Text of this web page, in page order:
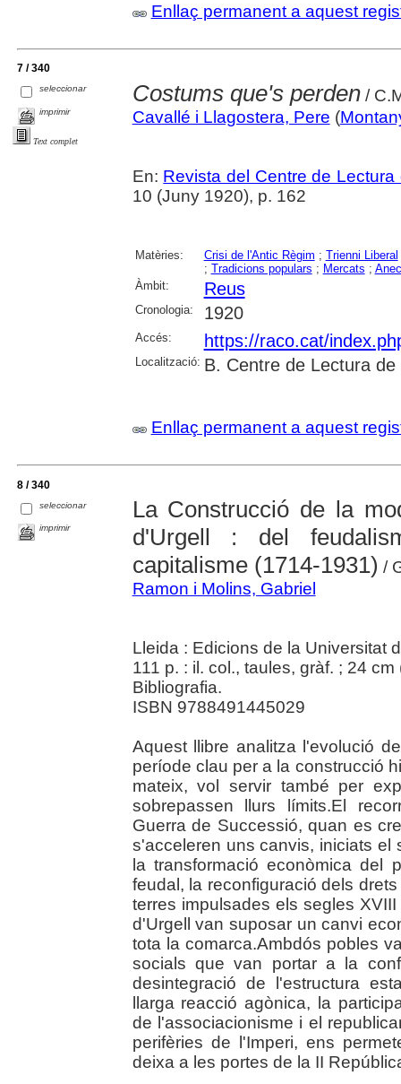
Enllaç permanent a aquest
7 / 340
seleccionar
imprimir
Text complet
Costums que's perden/
Cavallé i Llagostera, Pere (
En: Revista del Centre de Lectura
10 (Juny 1920), p. 162
Matèries: Crisi de l'Antic Règim ; Trienni Liberal
; Tradicions populars ; Mercats ;
Àmbit:
Reus
Cronologia: 1920
Accés: https://raco.cat/
Localització: B. Centre de Lectura de
Enllaç permanent a aquest
8 / 340
seleccionar
imprimir
La Construcció de la
d'Urgell : del
capitalisme (1714-1931) /
Ramon i Molins, Gabriel
Lleida : Edicions de la Universitat
111 p. : il. col., taules, gràf. ; 24 cm
Bibliografia.
ISBN 9788491445029
Aquest llibre analitza l'evolució
període clau per a la construcció
mateix, vol servir també per
sobrepassen llurs límits.El
Guerra de Successió, quan es
s'acceleren uns canvis, iniciats el
la transformació econòmica del
feudal, la reconfiguració dels
terres impulsades els segles
d'Urgell van suposar un canvi
tota la comarca.Ambdós pobles
socials que van portar a la
desintegració de l'estructura
llarga reacció agònica, la
de l'associacionisme i el
perifèries de l'Imperi, ens
deixa a les portes de la II